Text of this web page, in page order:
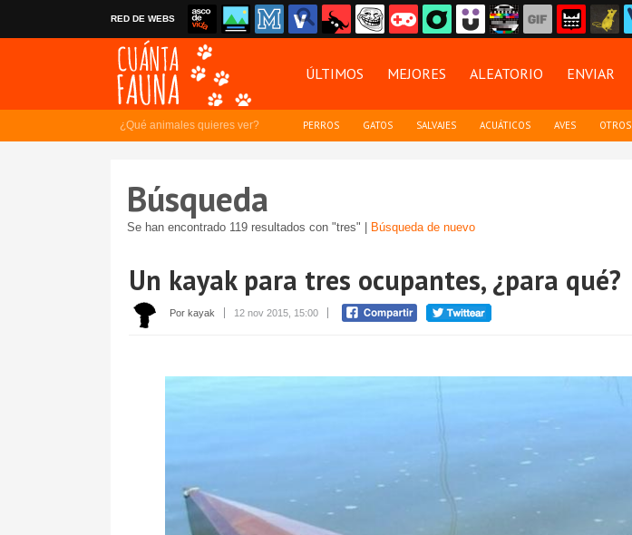
RED DE WEBS
ÚLTIMOS MEJORES ALEATORIO ENVIAR
¿Qué animales quieres ver? PERROS GATOS SALVAJES ACUÁTICOS AVES OTROS
Búsqueda
Se han encontrado 119 resultados con "tres" | Búsqueda de nuevo
Un kayak para tres ocupantes, ¿para qué?
Por kayak 12 nov 2015, 15:00